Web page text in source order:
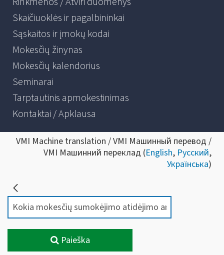
Skaičiuoklės ir pagalbininkai
Sąskaitos ir įmokų kodai
Mokesčių žinynas
Mokesčių kalendorius
Seminarai
Tarptautinis apmokestinimas
Kontaktai / Apklausa
VMI Machine translation / VMI Машинный перевод /
VMI Машинний переклад (English, Русский,
Українська)
Paieška